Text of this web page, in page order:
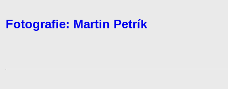
Fotografie: Martin Petrík